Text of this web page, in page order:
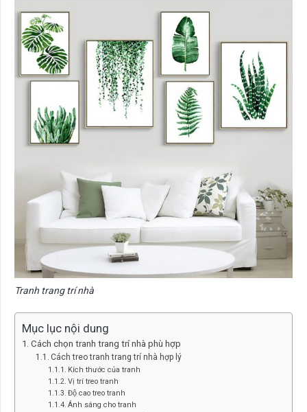
Tranh trang trí nhà
Mục lục nội dung
Cách chọn tranh trang trí nhà phù hợp
Cách treo tranh trang trí nhà hợp lý
Kích thước của tranh
Vị trí treo tranh
Độ cao treo tranh
Ánh sáng cho tranh